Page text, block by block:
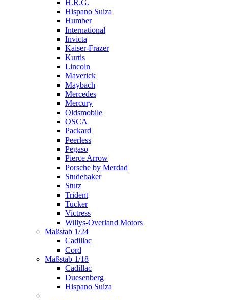
H.R.G.
Hispano Suiza
Humber
International
Invicta
Kaiser-Frazer
Kurtis
Lincoln
Maverick
Maybach
Mercedes
Mercury
Oldsmobile
OSCA
Packard
Peerless
Pegaso
Pierce Arrow
Porsche by Merdad
Studebaker
Stutz
Trident
Tucker
Victress
Willys-Overland Motors
Maßstab 1/24
Cadillac
Cord
Maßstab 1/18
Cadillac
Duesenberg
Hispano Suiza